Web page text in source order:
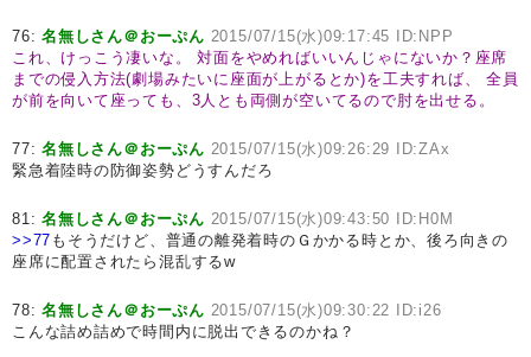
76:名無しさん＠おーぷん 2015/07/15(水)09:17:45 ID:NPP
これ、けっこう凄いな。
対面をやめればいいんじゃにないか？ 座席
までの侵入方法(劇場みたいに座面が上がるとか)を工夫すれば、
全員
が前を向いて座っても、3人とも両側が空いてるので肘を出せる。
77:名無しさん＠おーぷん 2015/07/15(水)09:26:29 ID:ZAx
緊急着陸時の防御姿勢どうすんだろ
81:名無しさん＠おーぷん 2015/07/15(水)09:43:50 ID:H0M
>>77 もそうだけど、普通の離発着時のＧかかる時とか、後ろ向きの
座席に配置されたら混乱するw
78:名無しさん＠おーぷん 2015/07/15(水)09:30:22 ID:i26
こんな詰め詰めで時間内に脱出できるのかね？